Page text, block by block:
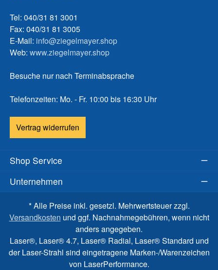
Tel: 040/31 81 3001
Fax: 040/31 81 3005
E-Mail: info@ziegelmayer.shop
Web: www.ziegelmayer.shop
Besuche nur nach Terminabsprache
Telefonzeiten: Mo. - Fr. 10:00 bis 16:30 Uhr
Vertrag widerrufen
Shop Service
Unternehmen
* Alle Preise inkl. gesetzl. Mehrwertsteuer zzgl.
Versandkosten und ggf. Nachnahmegebühren, wenn nicht
anders angegeben.
Laser®, Laser® 4.7, Laser® Radial, Laser® Standard und
der Laser-Strahl sind eingetragene Marken-/Warenzeichen
von LaserPerformance.